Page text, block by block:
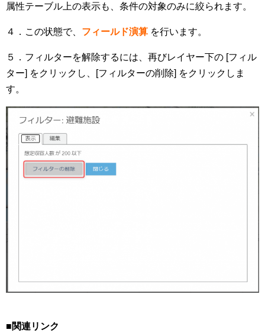
属性テーブル上の表示も、条件の対象のみに絞られます。
４．この状態で、 フィールド演算 を行います。
５．フィルターを解除するには、再びレイヤー下の [フィル
ター] をクリックし、[フィルターの削除] をクリックしま
す。
■関連リンク